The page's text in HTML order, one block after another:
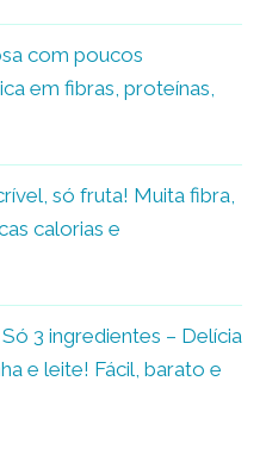
com poucos
em fibras, proteínas,
só fruta! Muita fibra,
calorias e
3 ingredientes – Delícia
e leite! Fácil, barato e